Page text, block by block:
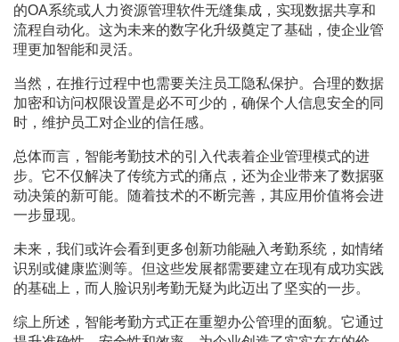
的OA系统或人力资源管理软件无缝集成，实现数据共享和
流程自动化。这为未来的数字化升级奠定了基础，使企业管
理更加智能和灵活。
当然，在推行过程中也需要关注员工隐私保护。合理的数据
加密和访问权限设置是必不可少的，确保个人信息安全的同
时，维护员工对企业的信任感。
总体而言，智能考勤技术的引入代表着企业管理模式的进
步。它不仅解决了传统方式的痛点，还为企业带来了数据驱
动决策的新可能。随着技术的不断完善，其应用价值将会进
一步显现。
未来，我们或许会看到更多创新功能融入考勤系统，如情绪
识别或健康监测等。但这些发展都需要建立在现有成功实践
的基础上，而人脸识别考勤无疑为此迈出了坚实的一步。
综上所述，智能考勤方式正在重塑办公管理的面貌。它通过